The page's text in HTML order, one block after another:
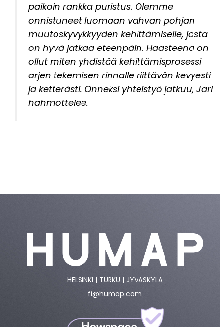
paikoin rankka puristus. Olemme
onnistuneet luomaan vahvan pohjan
muutoskyvykkyyden kehittämiselle, josta
on hyvä jatkaa eteenpäin. Haasteena on
ollut miten yhdistää kehittämisprosessi
arjen tekemisen rinnalle riittävän kevyesti
ja ketterästi. Onneksi yhteistyö jatkuu, Jari
hahmottelee.
HELSINKI | TURKU | JYVÄSKYLÄ
fi@humap.com